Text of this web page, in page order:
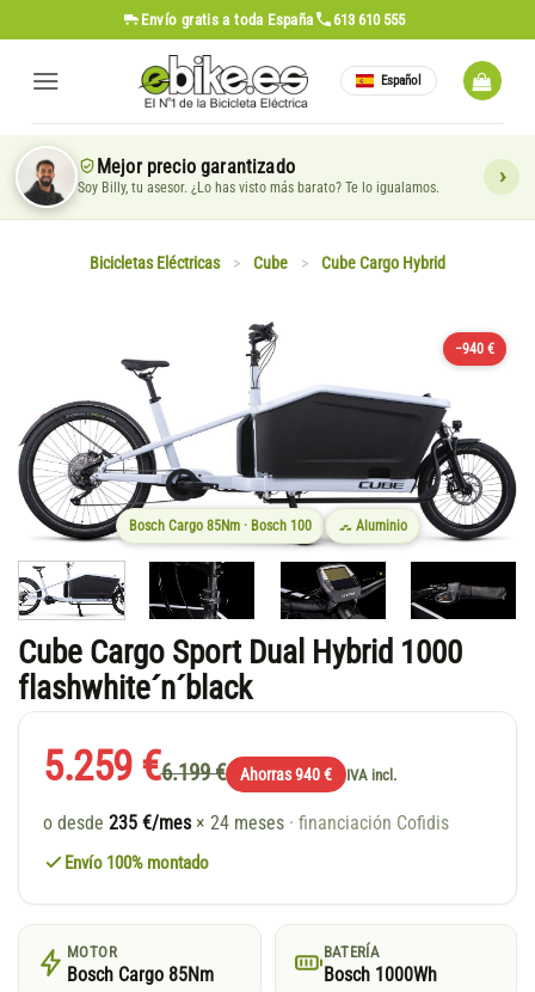
al
contenido
Envío gratis a toda España 613 610 555
Español
Mejor precio garantizado
Soy Billy, tu asesor. ¿Lo has visto más barato? Te lo igualamos.
Bicicletas Eléctricas > Cube > Cube Cargo Hybrid
−940 €
Bosch Cargo 85Nm · Bosch 100 Aluminio
Cube Cargo Sport Dual Hybrid 1000
flashwhite´n´black
5.259 €6.199 € Ahorras 940 € IVA incl.
o desde 235 €/mes × 24 meses · financiación Cofidis
Envío 100% montado
MOTOR
Bosch Cargo 85Nm
BATERÍA
Bosch 1000Wh